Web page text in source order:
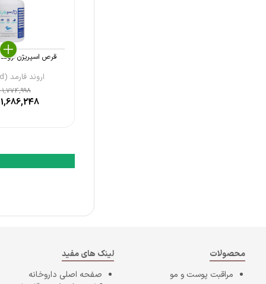
قرص اسپریژن اروند
اروند فارمد (Arvand ...
1,774,998
1,686,248
محصولات
مراقبت پوست و مو
لینک های مفید
صفحه اصلی داروخانه